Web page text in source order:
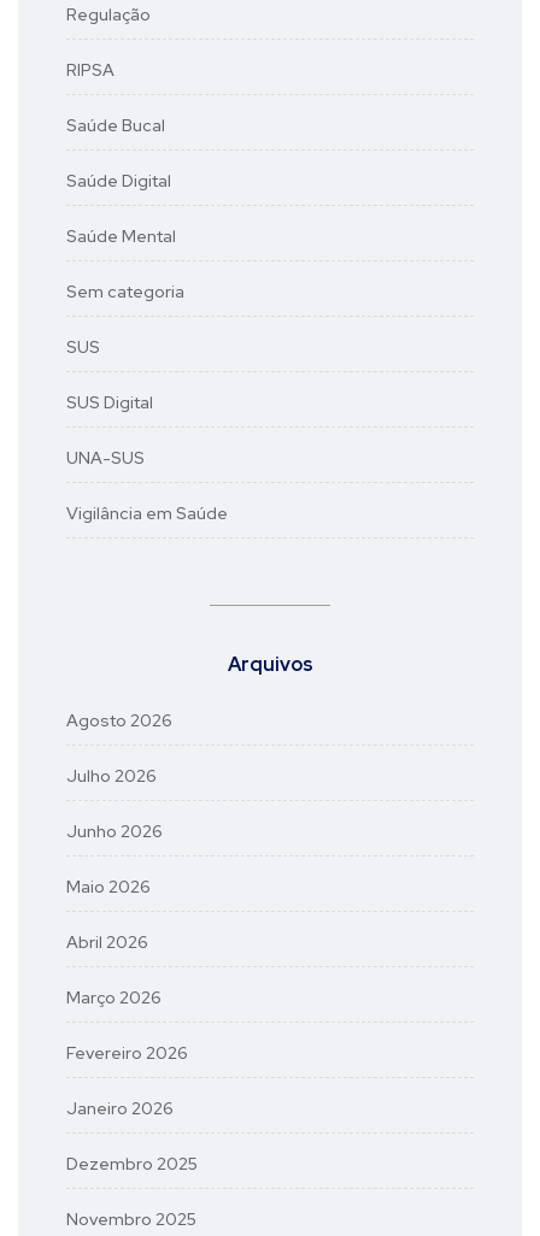
Regulação
RIPSA
Saúde Bucal
Saúde Digital
Saúde Mental
Sem categoria
SUS
SUS Digital
UNA-SUS
Vigilância em Saúde
Arquivos
Agosto 2026
Julho 2026
Junho 2026
Maio 2026
Abril 2026
Março 2026
Fevereiro 2026
Janeiro 2026
Dezembro 2025
Novembro 2025